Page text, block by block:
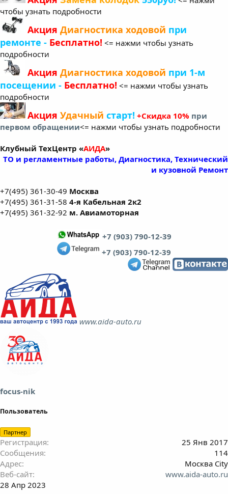
чтобы узнать подробности
Акция Диагностика ходовой при
ремонте - Бесплатно! <= нажми чтобы узнать
подробности
Акция Диагностика ходовой при 1-м
посещении - Бесплатно! <= нажми чтобы узнать
подробности
Акция Удачный старт! +Скидка 10% при
первом обращении<= нажми чтобы узнать подробности
Клубный ТехЦентр «АИДА»
ТО и регламентные работы, Диагностика, Технический
и кузовной Ремонт
+7(495) 361-30-49 Москва
+7(495) 361-31-58 4-я Кабельная 2к2
+7(495) 361-32-92 м. Авиамоторная
+7 (903) 790-12-39
+7 (903) 790-12-39
www.aida-auto.ru
focus-nik
Пользователь
Партнер
Регистрация
25 Янв 2017
Сообщения
114
Адрес
Москва City
Веб-сайт
www.aida-auto.ru
28 Апр 2023